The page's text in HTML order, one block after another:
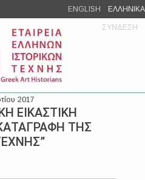
ENGLISH ΕΛΛΗΝΙΚΑ
ΣΥΝΔΕΣΗ
2017
ΕΙΚΑΣΤΙΚΗ
ΤΗΣ